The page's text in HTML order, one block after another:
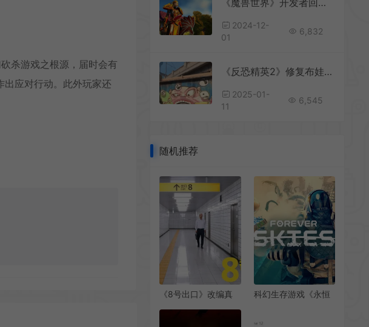
杀游戏之根源，届时会有
应对行动。此外玩家还
《魔兽世界》开发者回忆：最早只敢梦想月入百万美元
2024-12-
01
6,832
《反恐精英2》修复布娃娃系统BUG引玩家不满
2025-01-
11
6,545
随机推荐
《8号出口》改编真
科幻生存游戏《永恒